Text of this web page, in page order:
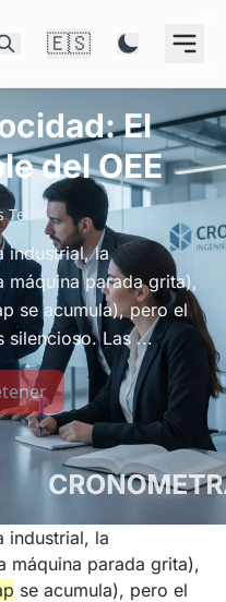
🇪🇸
El
del OEE
Team
industrial, la
máquina parada grita),
se acumula), pero el
silencioso. Las ...
industrial, la
máquina parada grita),
se acumula), pero el